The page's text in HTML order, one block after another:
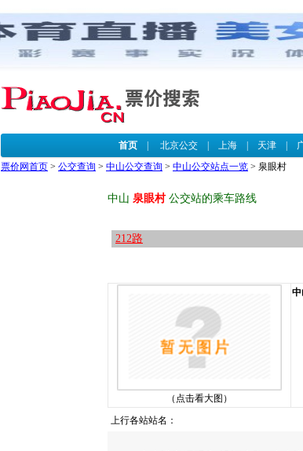
首页| 北京公交| 上海| 天津|
票价网首页 > 公交查询 > 中山公交查询 > 中山公交站点一览 > 泉眼村
中山 泉眼村公交站的乘车路线
212路
（点击看大图）
中
上行各站站名：